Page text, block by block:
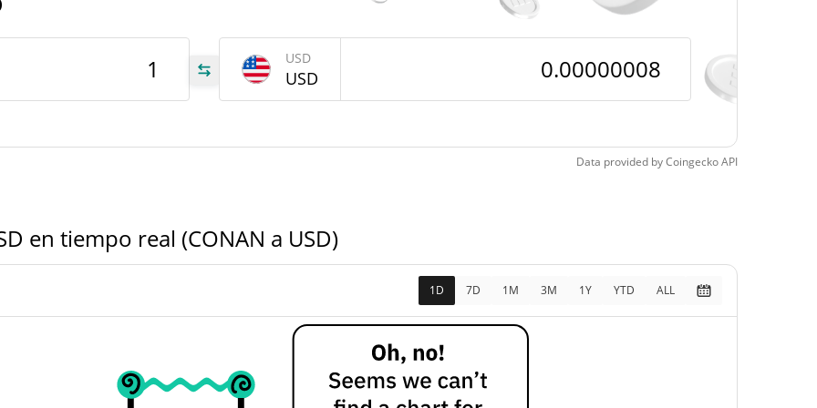
USD
USD
Data provided byCoingeckoAPI
en tiempo real (CONAN a USD)
1D 7D 1M 3M 1Y YTD ALL